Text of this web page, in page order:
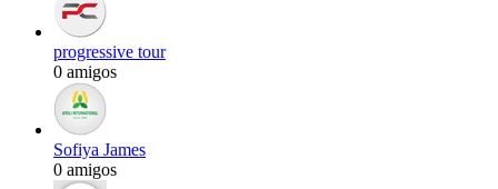
progressive tour
0 amigos
Sofiya James
0 amigos